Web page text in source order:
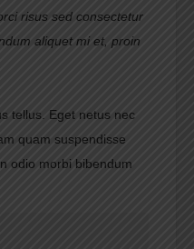
risus sed consectetur
aliquet mi et, proin
tellus. Eget netus nec
quam suspendisse
odio morbi bibendum